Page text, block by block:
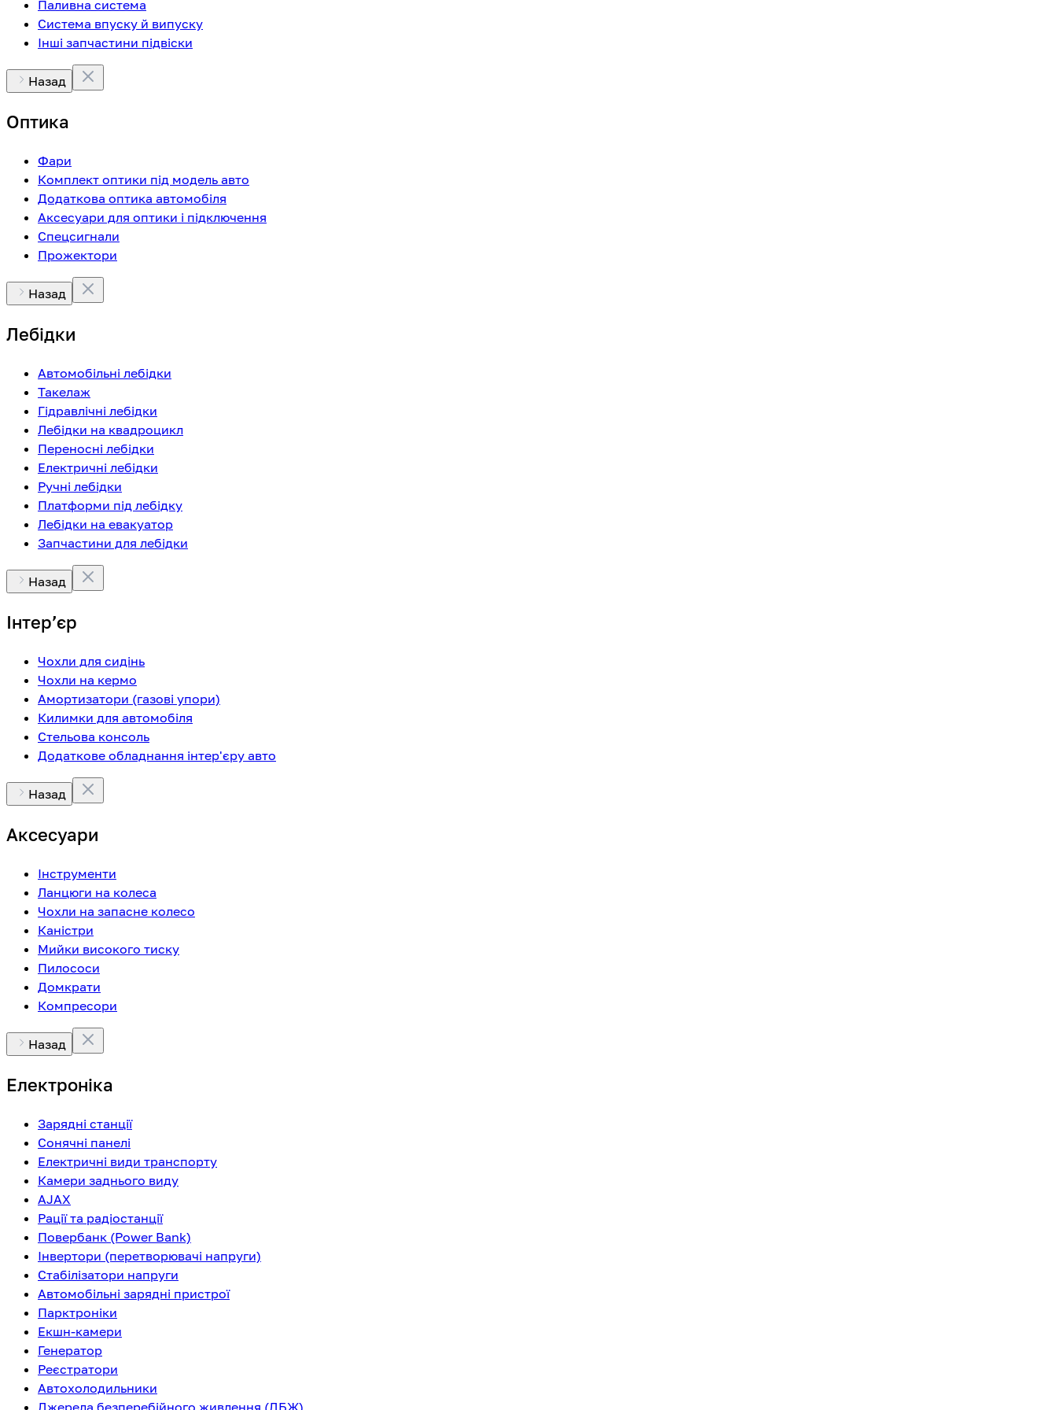
Паливна система
Система впуску й випуску
Інші запчастини підвіски
Назад
Оптика
Фари
Комплект оптики під модель авто
Додаткова оптика автомобіля
Аксесуари для оптики і підключення
Спецсигнали
Прожектори
Назад
Лебідки
Автомобільні лебідки
Такелаж
Гідравлічні лебідки
Лебідки на квадроцикл
Переносні лебідки
Електричні лебідки
Ручні лебідки
Платформи під лебідку
Лебідки на евакуатор
Запчастини для лебідки
Назад
Інтерʼєр
Чохли для сидінь
Чохли на кермо
Амортизатори (газові упори)
Килимки для автомобіля
Стельова консоль
Додаткове обладнання інтер'єру авто
Назад
Аксесуари
Інструменти
Ланцюги на колеса
Чохли на запасне колесо
Каністри
Мийки високого тиску
Пилососи
Домкрати
Компресори
Назад
Електроніка
Зарядні станції
Сонячні панелі
Електричні види транспорту
Камери заднього виду
AJAX
Рації та радіостанції
Повербанк (Power Bank)
Інвертори (перетворювачі напруги)
Стабілізатори напруги
Автомобільні зарядні пристрої
Парктроніки
Екшн-камери
Генератор
Реєстратори
Автохолодильники
Джерела безперебійного живлення (ДБЖ)